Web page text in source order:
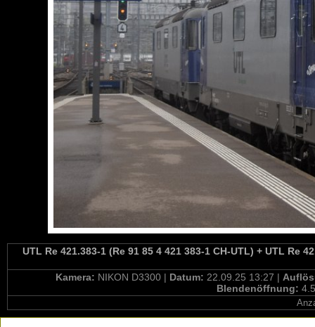
UTL Re 421.383-1 (Re 91 85 4 421 383-1 CH-UTL) + UTL Re
Kamera: NIKON D3300 | Datum: 22.09.25 13:27 |
Blendenöffnung: